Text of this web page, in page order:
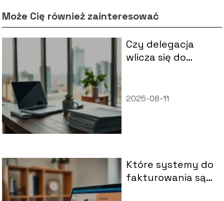
Może Cię również zainteresować
Czy delegacja
wlicza się do
2025-08-11
Które systemy do
fakturowania są